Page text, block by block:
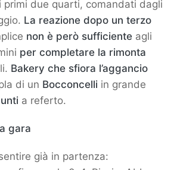
primi due quarti, comandati dagli
La reazione dopo un terzo
non è però sufficiente agli
per completare la rimonta
Bakery che sfiora l’aggancio
di un Bocconcelli in grande
a referto.
gara
già in partenza: